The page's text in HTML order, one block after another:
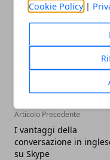
Cookie Policy |
Facebook
Twitter
Articolo Precedente
I vantaggi della
conversazione in
su Skype